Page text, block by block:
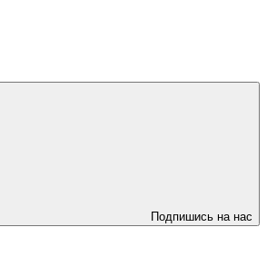
Подпишись на нас